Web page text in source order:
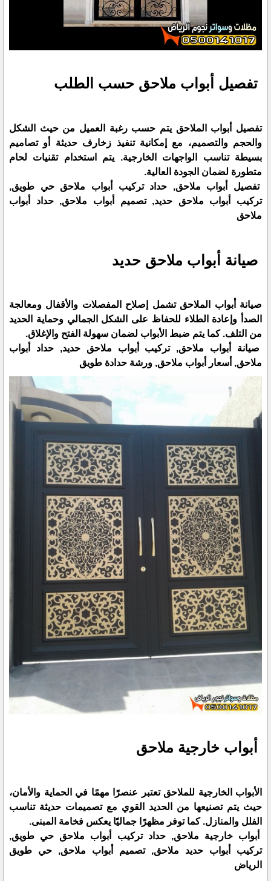
تفصيل أبواب ملاحق حسب الطلب
تفصيل أبواب الملاحق يتم حسب رغبة العميل من حيث الشكل
والحجم والتصميم، مع إمكانية تنفيذ زخارف حديثة أو تصاميم
بسيطة تناسب الواجهات الخارجية. يتم استخدام تقنيات لحام
متطورة لضمان الجودة العالية.
تفصيل أبواب ملاحق, حداد تركيب أبواب ملاحق حي طويق,
تركيب أبواب ملاحق حديد, تصميم أبواب ملاحق, حداد أبواب
ملاحق
صيانة أبواب ملاحق حديد
صيانة أبواب الملاحق تشمل إصلاح المفصلات والأقفال ومعالجة
الصدأ وإعادة الطلاء للحفاظ على الشكل الجمالي وحماية الحديد
من التلف. كما يتم ضبط الأبواب لضمان سهولة الفتح والإغلاق.
صيانة أبواب ملاحق, تركيب أبواب ملاحق حديد, حداد أبواب
ملاحق, أسعار أبواب ملاحق, ورشة حدادة طويق
أبواب خارجية ملاحق
الأبواب الخارجية للملاحق تعتبر عنصرًا مهمًا في الحماية والأمان،
حيث يتم تصنيعها من الحديد القوي مع تصميمات حديثة تناسب
الفلل والمنازل. كما توفر مظهرًا جماليًا يعكس فخامة المبنى.
أبواب خارجية ملاحق, حداد تركيب أبواب ملاحق حي طويق,
تركيب أبواب حديد ملاحق, تصميم أبواب ملاحق, حي طويق
الرياض